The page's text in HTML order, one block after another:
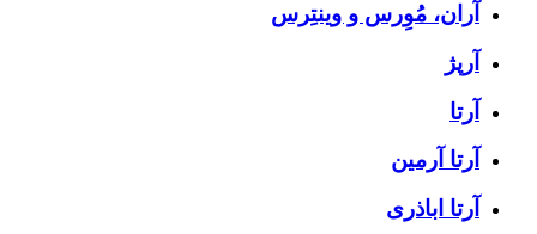
آران، مُوِرس و وینتِرس
آرپژ
آرتا
آرتا آرمین
آرتا اباذری